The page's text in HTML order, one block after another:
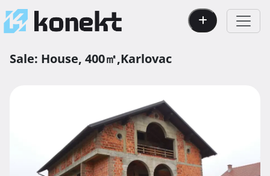
Sale: House, 400㎡,Karlovac